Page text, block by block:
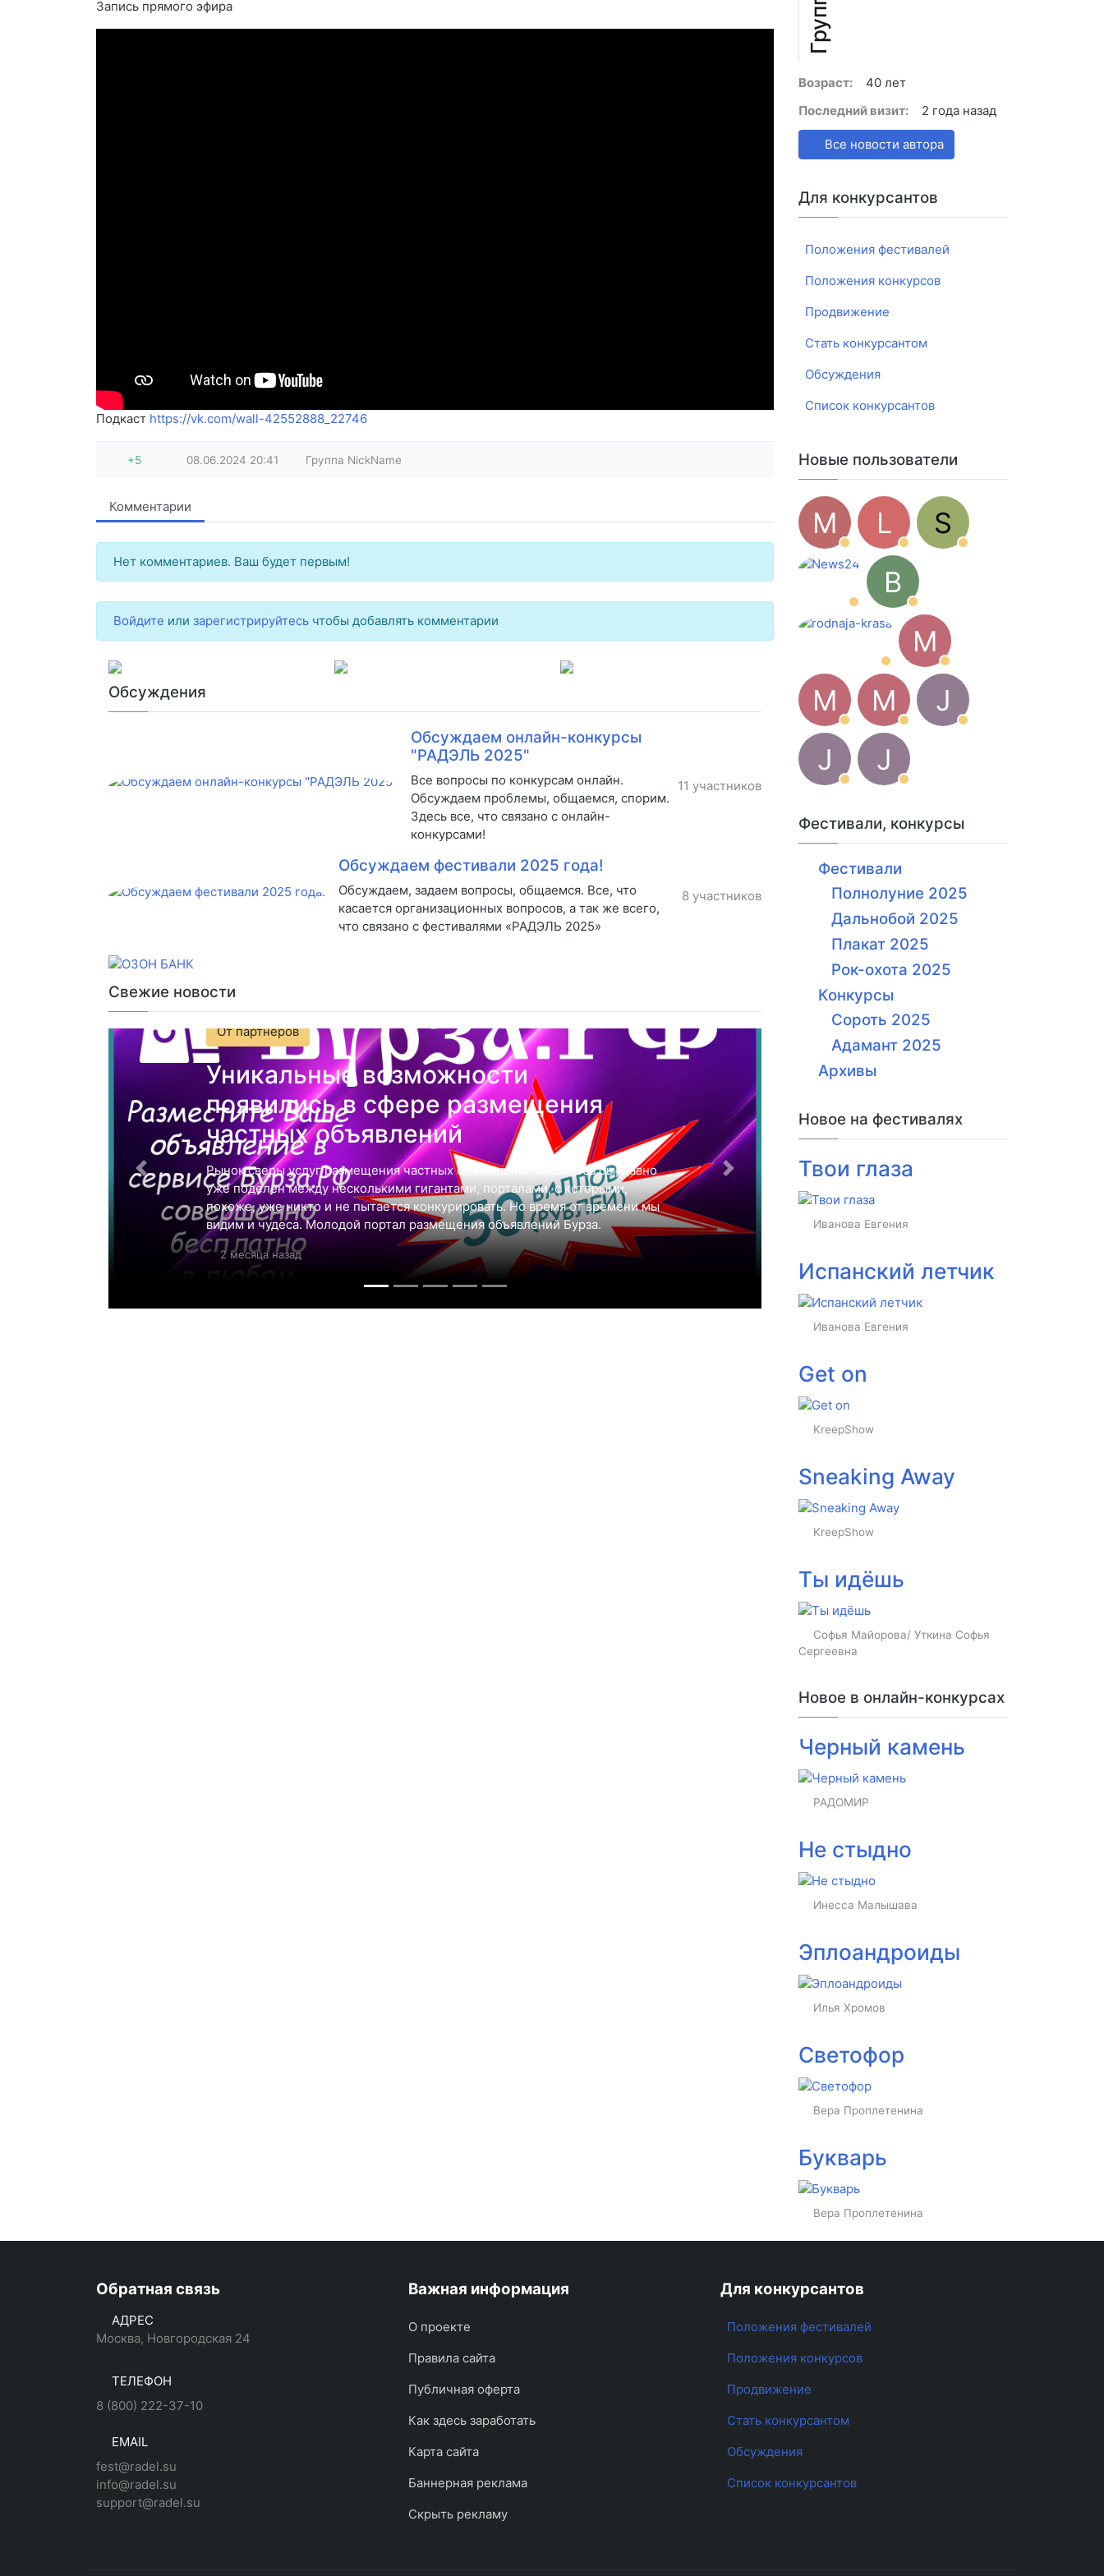
Запись прямого эфира
Подкаст https://vk.com/wall-42552888_22746
+5 08.06.2024 20:41 Группа NickName
Комментарии
Нет комментариев. Ваш будет первым!
Войдите или зарегистрируйтесь чтобы добавлять комментарии
Обсуждения
Обсуждаем онлайн-конкурсы
"РАДЭЛЬ 2025"
Все вопросы по конкурсам онлайн.
Обсуждаем проблемы, общаемся, спорим.
Здесь все, что связано с онлайн-
конкурсами!
11 участников
Обсуждаем фестивали 2025 года!
Обсуждаем, задаем вопросы, общаемся. Все, что
касается организационных вопросов, а так же всего,
что связано с фестивалями «РАДЭЛЬ 2025»
8 участников
Свежие новости
От партнеров
Уникальные возможности
появились в сфере размещения
частных объявлений
Рынок сверы услуг размещения частных объявлений, какзалось бы, давно
уже поделен между несколькими гигантами, порталами, с которыми,
похоже, уже никто и не пытается конкурировать. Но время от времени мы
видим и чудеса. Молодой портал размещения объявлений Бурза.
2 месяца назад
Возраст:
40 лет
Последний визит:
2 года назад
Все новости автора
Для конкурсантов
Положения фестивалей
Положения конкурсов
Продвижение
Стать конкурсантом
Обсуждения
Список конкурсантов
Новые пользователи
M L
S
B
M
M
M
J
J
J
Фестивали, конкурсы
Фестивали
Полнолуние 2025
Дальнобой 2025
Плакат 2025
Рок-охота 2025
Конкурсы
Сороть 2025
Адамант 2025
Архивы
Новое на фестивалях
Твои глаза
Иванова Евгения
Испанский летчик
Иванова Евгения
Get on
KreepShow
Sneaking Away
KreepShow
Ты идёшь
Софья Майорова/ Уткина Софья
Сергеевна
Новое в онлайн-конкурсах
Черный камень
РАДОМИР
Не стыдно
Инесса Малышава
Эплоандроиды
Илья Хромов
Светофор
Вера Проплетенина
Букварь
Вера Проплетенина
Обратная связь
АДРЕС
Москва, Новгородская 24
ТЕЛЕФОН
8 (800) 222-37-10
EMAIL
fest@radel.su
info@radel.su
support@radel.su
Важная информация
О проекте
Правила сайта
Публичная оферта
Как здесь заработать
Карта сайта
Баннерная реклама
Скрыть рекламу
Для конкурсантов
Положения фестивалей
Положения конкурсов
Продвижение
Стать конкурсантом
Обсуждения
Список конкурсантов